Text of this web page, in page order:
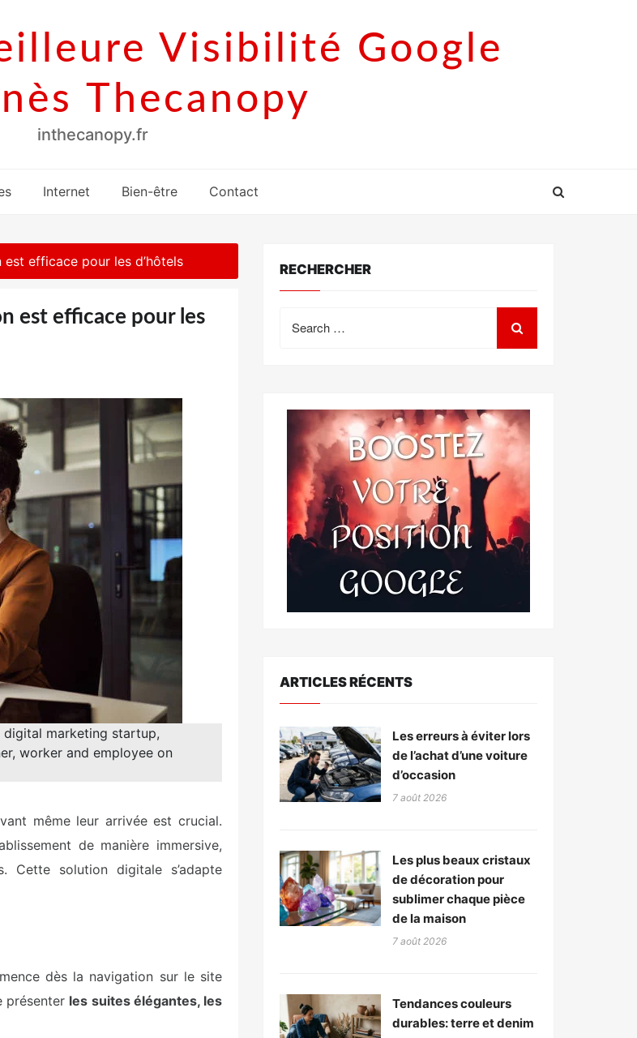
Visibilité Google
Thecanopy
inthecanopy.fr
Internet Bien-être Contact
efficace pour les d’hôtels
est efficace pour les
marketing startup,
worker and employee on
même leur arrivée est crucial.
de manière immersive,
Cette solution digitale s’adapte
dès la navigation sur le site
présenter les suites élégantes, les
RECHERCHER
for:
ARTICLES RÉCENTS
Les erreurs à éviter lors
de l’achat d’une voiture
d’occasion
7 août 2026
Les plus beaux cristaux
de décoration pour
sublimer chaque pièce
de la maison
7 août 2026
Tendances couleurs
durables: terre et denim